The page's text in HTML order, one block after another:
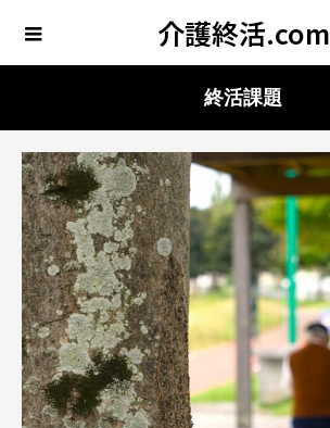
介護終活.com
終活課題